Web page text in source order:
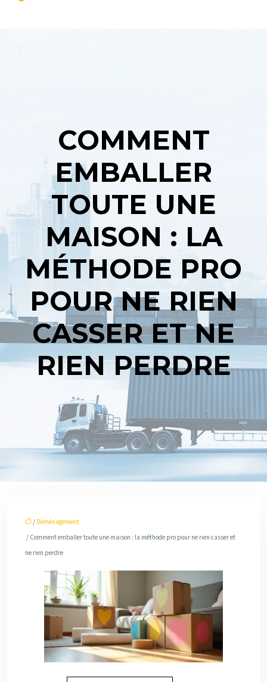
COMMENT
EMBALLER
TOUTE UNE
MAISON : LA
MÉTHODE PRO
POUR NE RIEN
CASSER ET NE
RIEN PERDRE
/ Déménagement
/ Comment emballer toute une maison : la méthode pro pour ne rien casser et
ne rien perdre